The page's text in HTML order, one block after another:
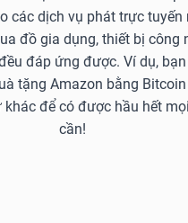
các dịch vụ phát trực tuyến
đồ gia dụng, thiết bị công
đáp ứng được. Ví dụ,
tặng Amazon bằng
khác để có được hầu hết
cần!